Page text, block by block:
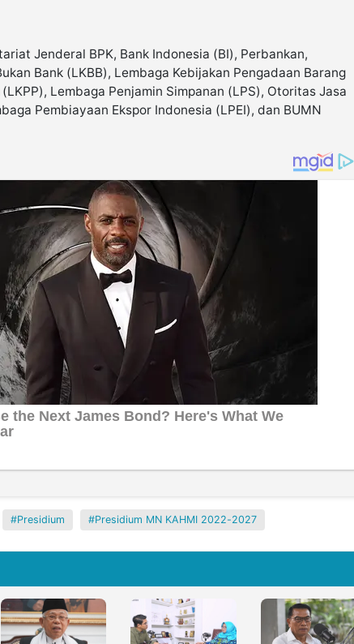
Jenderal BPK, Bank Indonesia (BI), Perbankan,
Bank (LKBB), Lembaga Kebijakan Pengadaan Barang
Lembaga Penjamin Simpanan (LPS), Otoritas Jasa
Pembiayaan Ekspor Indonesia (LPEI), dan BUMN
Presidium Presidium MN KAHMI 2022-2027